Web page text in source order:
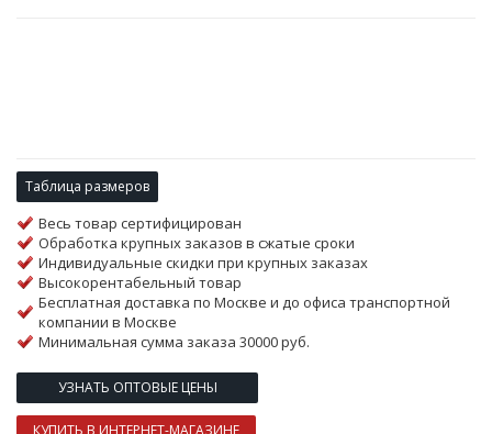
Таблица размеров
Весь товар сертифицирован
Обработка крупных заказов в сжатые сроки
Индивидуальные скидки при крупных заказах
Высокорентабельный товар
Бесплатная доставка по Москве и до офиса транспортной
компании в Москве
Минимальная сумма заказа 30000 руб.
УЗНАТЬ ОПТОВЫЕ ЦЕНЫ
КУПИТЬ В ИНТЕРНЕТ-МАГАЗИНЕ